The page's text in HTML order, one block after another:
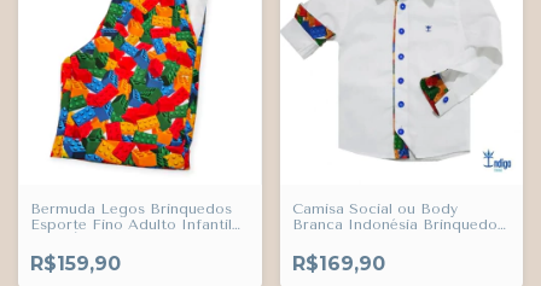
Bermuda Legos Brinquedos
Esporte Fino Adulto Infantil
R$159,90
Camisa Social ou Body
Branca Indonésia Brinquedos
Índigo Trend
R$169,90